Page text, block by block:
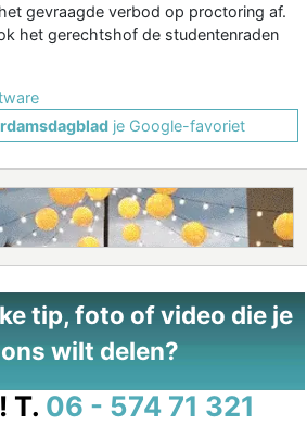
gevraagde verbod op proctoring af.
het gerechtshof de studentenraden
je Google-favoriet
tip, foto of video die je
wilt delen?
T. 06 - 574 71 321